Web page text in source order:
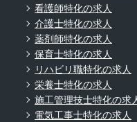
看護師特化の求人
介護士特化の求人
薬剤師特化の求人
保育士特化の求人
リハビリ職特化の求人
栄養士特化の求人
施工管理技士特化の求
電気工事士特化の求人